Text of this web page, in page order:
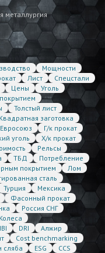
металлургия
Мощности
Лист
Спецстали
Цены
Уголь
Толстый лист
Квадратная заготовка
Евросоюз
Г/к прокат
уголь
Х/к прокат
Рельсы
ТБД
Потребление
покрытием
Лом
сталь
Турция
Мексика
Фасонный прокат
Россия СНГ
Колеса
DRI
Алжир
Cost benchmarking
сляба ESG
CCS